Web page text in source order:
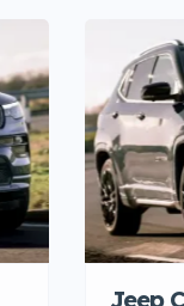
Jeep